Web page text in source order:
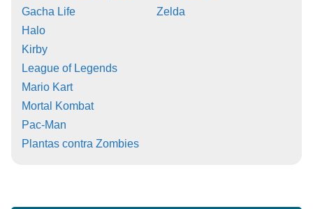
Gacha Life
Halo
Kirby
League of Legends
Mario Kart
Mortal Kombat
Pac-Man
Plantas contra Zombies
Zelda